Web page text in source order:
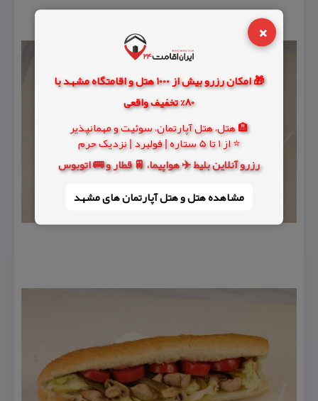
×
🎁 امکان رزرو بیش از 1000 هتل و اقامتگاه مشهد با
80% تخفیف واقعی
🏨 هتل، هتل آپارتمان، سوئیت و مهمانپذیر
⭐ از 1 تا 5 ستاره | فولبرد | نزدیک حرم
رزرو آنلاین بلیط ✈️ هواپیما، 🚆 قطار و 🚌 اتوبوس
مشاهده هتل و هتل‌ آپارتمان های مشهد